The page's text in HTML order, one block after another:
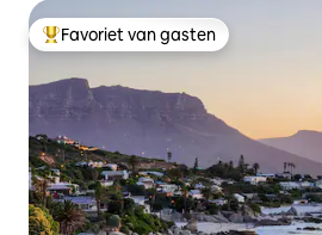
Topfavoriet van gasten
Favoriet van gasten